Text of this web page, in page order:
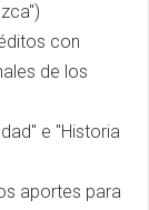
con
de los
e "Historia
aportes para